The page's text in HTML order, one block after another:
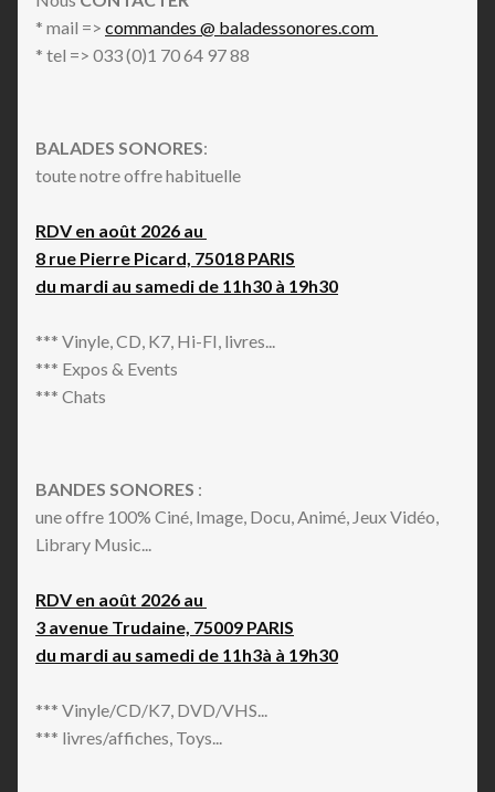
* mail => commandes @ baladessonores.com
* tel => 033 (0)1 70 64 97 88
BALADES SONORES:
toute notre offre habituelle
RDV en août 2026 au
8 rue Pierre Picard, 75018 PARIS
du mardi au samedi de 11h30 à 19h30
*** Vinyle, CD, K7, Hi-FI, livres...
*** Expos & Events
*** Chats
BANDES SONORES :
une offre 100% Ciné, Image, Docu, Animé, Jeux Vidéo,
Library Music...
RDV en août 2026 au
3 avenue Trudaine, 75009 PARIS
du mardi au samedi de 11h3à à 19h30
*** Vinyle/CD/K7, DVD/VHS...
*** livres/affiches, Toys...